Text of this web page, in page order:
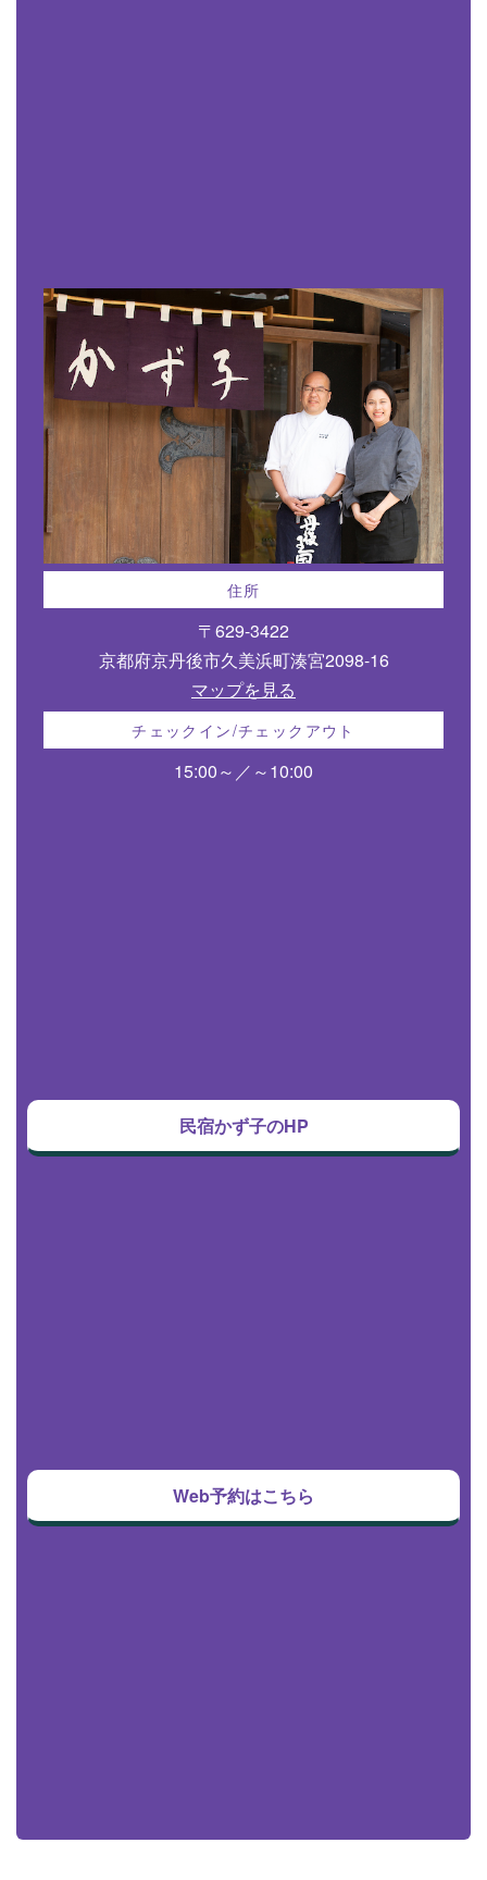
住所
〒629-3422
京都府京丹後市久美浜町湊宮2098-16
マップを見る
チェックイン/チェックアウト
15:00～／～10:00
民宿かず子のHP
Web予約はこちら